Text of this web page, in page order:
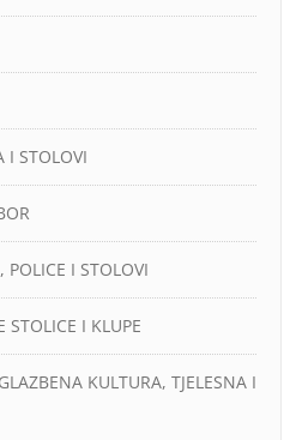
I STOLOVI
I STOLOVI
STOLICE I KLUPE
KULTURA, TJELESNA I